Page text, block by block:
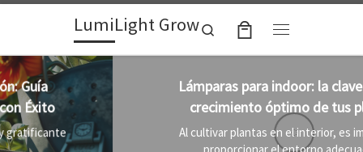
Skip to contentLumiLight Grow
Search
Lámparas para indoor: la clave para un
crecimiento óptimo de tus plantas
Al cultivar plantas en el interior, es importante